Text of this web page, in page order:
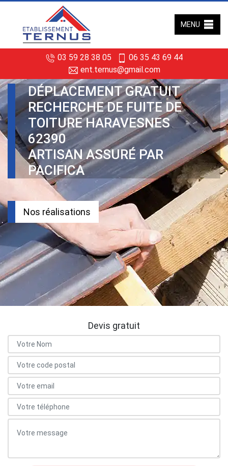
03 59 28 38 05
06 35 43 69 44
ent.ternus@gmail.com
MENU
DÉPLACEMENT GRATUIT
RECHERCHE DE FUITE DE
TOITURE HARAVESNES
62390
ARTISAN ASSURÉ PAR
PACIFICA
Nos réalisations
Devis gratuit